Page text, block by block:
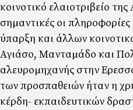
κοινοτικό ελαιοτριβείο
σηµαντικές οι πληροφορίες
ύπαρξη και άλλων
Αγιάσο, Μανταµάδο και
αλευροµηχανής στην
των προσπαθειών ήταν η
κέρδη- εκπαιδευτικών